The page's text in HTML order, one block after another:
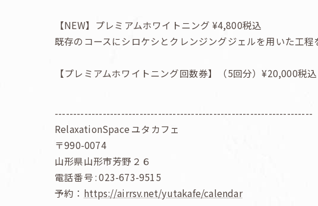
【NEW】プレミアムホワイトニング ¥4,800税込
既存のコースにシロケシとクレンジングジェルを用いた工
【プレミアムホワイトニング回数券】（5回分）¥20,000税込
----------------------------------------------------------------------
RelaxationSpace ユタカフェ
〒990-0074
山形県山形市芳野２６
電話番号 : 023-673-9515
予約： https://airrsv.net/yutakafe/calendar